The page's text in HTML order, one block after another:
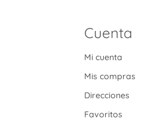
Cuenta
Mi cuenta
Mis compras
Direcciones
Favoritos